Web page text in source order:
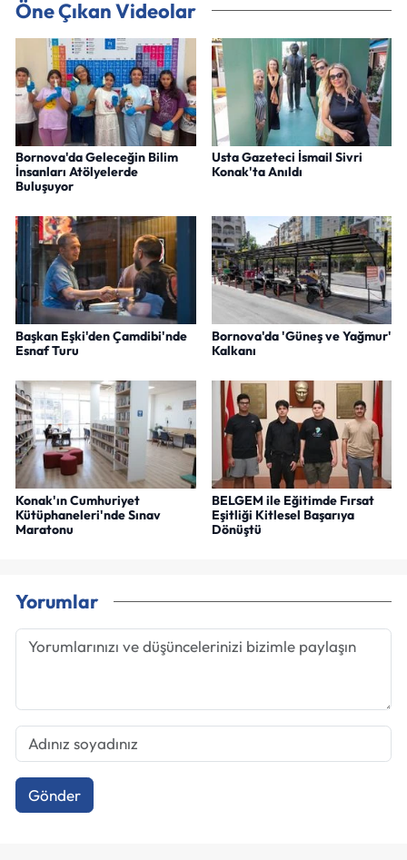
Öne Çıkan Videolar
Bornova'da Geleceğin Bilim
İnsanları Atölyelerde
Buluşuyor
Usta Gazeteci İsmail Sivri
Konak'ta Anıldı
Başkan Eşki'den Çamdibi'nde
Esnaf Turu
Bornova'da 'Güneş ve Yağmur'
Kalkanı
Konak'ın Cumhuriyet
Kütüphaneleri'nde Sınav
Maratonu
BELGEM ile Eğitimde Fırsat
Eşitliği Kitlesel Başarıya
Dönüştü
Yorumlar
Gönder